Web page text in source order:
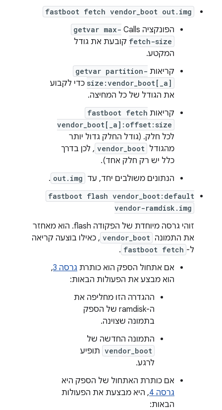
fastboot fetch vendor_boot out.img
הפונקציה Calls
getvar max-
fetch-size קובעת את גודל
המקטע.
קריאות getvar partition-
size:vendor_boot[_a] כדי לקבוע
את הגודל של כל המחיצה.
קריאות fastboot fetch
vendor_boot[_a]:offset:size
לכל חלק. (גודל החלק גדול יותר
מהגודל vendor_boot , לכן בדרך
כלל יש רק חלק אחד).
הנתונים משולבים יחד, עד out.img
.
fastboot flash vendor_boot:default
vendor-ramdisk.img
זוהי גרסה מיוחדת של הפקודה flash. הוא מאחזר
את התמונה vendor_boot , כאילו בוצעה קריאה
ל- fastboot fetch
.
אם אתחול הספק הוא כותרת גרסה 3
,
הוא מבצע את הפעולות הבאות:
ההגדרה הזו מחליפה את
ה-ramdisk של הספק
בתמונה שצוינה.
התמונה החדשה של
vendor_boot תופיע
לרגע.
אם כותרת האתחול של הספק היא
גרסה 4
, היא מבצעת את הפעולות
הבאות: